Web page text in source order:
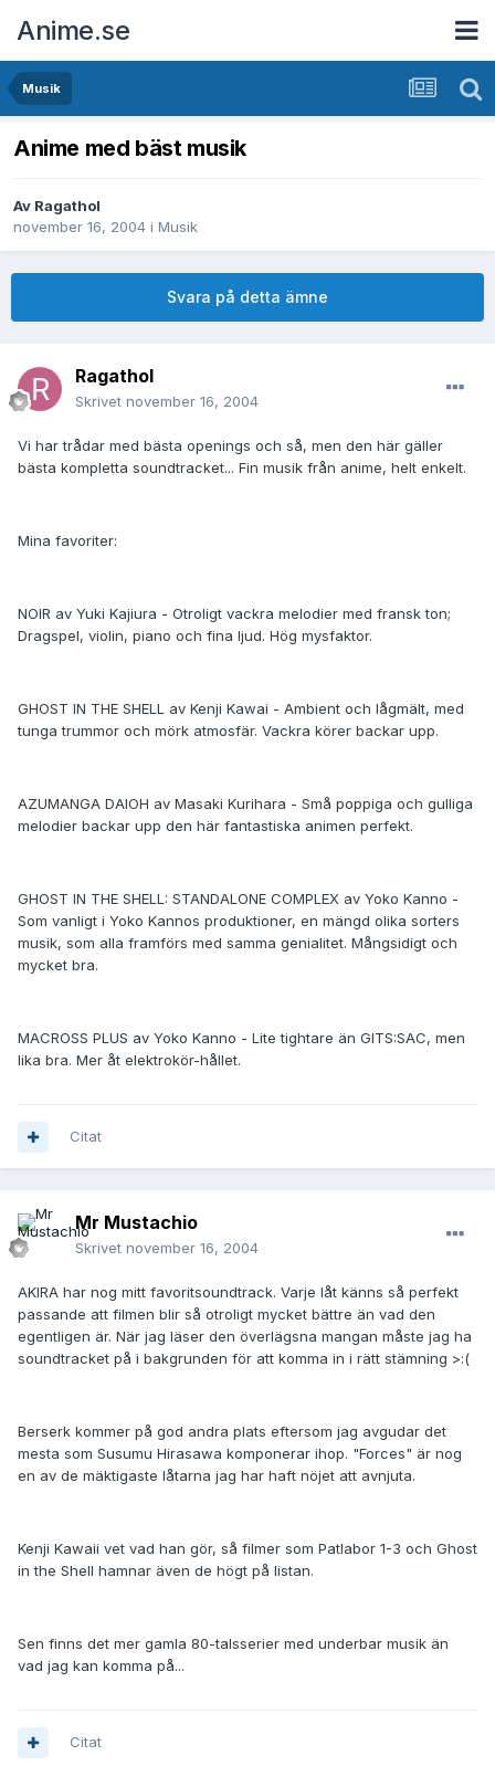
Anime.se
Musik
Anime med bäst musik
Av Ragathol
november 16, 2004 i Musik
Svara på detta ämne
Ragathol
Skrivet november 16, 2004
Vi har trådar med bästa openings och så, men den här gäller
bästa kompletta soundtracket... Fin musik från anime, helt enkelt.
Mina favoriter:
NOIR av Yuki Kajiura - Otroligt vackra melodier med fransk ton;
Dragspel, violin, piano och fina ljud. Hög mysfaktor.
GHOST IN THE SHELL av Kenji Kawai - Ambient och lågmält, med
tunga trummor och mörk atmosfär. Vackra körer backar upp.
AZUMANGA DAIOH av Masaki Kurihara - Små poppiga och gulliga
melodier backar upp den här fantastiska animen perfekt.
GHOST IN THE SHELL: STANDALONE COMPLEX av Yoko Kanno -
Som vanligt i Yoko Kannos produktioner, en mängd olika sorters
musik, som alla framförs med samma genialitet. Mångsidigt och
mycket bra.
MACROSS PLUS av Yoko Kanno - Lite tightare än GITS:SAC, men
lika bra. Mer åt elektrokör-hållet.
Citat
Mr Mustachio
Skrivet november 16, 2004
AKIRA har nog mitt favoritsoundtrack. Varje låt känns så perfekt
passande att filmen blir så otroligt mycket bättre än vad den
egentligen är. När jag läser den överlägsna mangan måste jag ha
soundtracket på i bakgrunden för att komma in i rätt stämning >:(
Berserk kommer på god andra plats eftersom jag avgudar det
mesta som Susumu Hirasawa komponerar ihop. "Forces" är nog
en av de mäktigaste låtarna jag har haft nöjet att avnjuta.
Kenji Kawaii vet vad han gör, så filmer som Patlabor 1-3 och Ghost
in the Shell hamnar även de högt på listan.
Sen finns det mer gamla 80-talsserier med underbar musik än
vad jag kan komma på...
Citat